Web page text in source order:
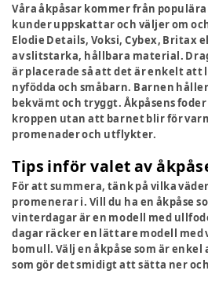
Våra åkpåsar kommer från
kunder uppskattar och väljer om
Elodie Details, Voksi, Cybex, Britax
av slitstarka, hållbara material.
är placerade så att det är enkelt att
nyfödda och småbarn. Barnen
bekvämt och tryggt. Åkpåsens
kroppen utan att barnet blir för
promenader och utflykter.
Tips inför valet av
För att summera, tänk på vilka
promenerar i. Vill du ha en åkpåse
vinterdagar är en modell med
dagar räcker en lättare modell med
bomull. Välj en åkpåse som är
som gör det smidigt att sätta ner